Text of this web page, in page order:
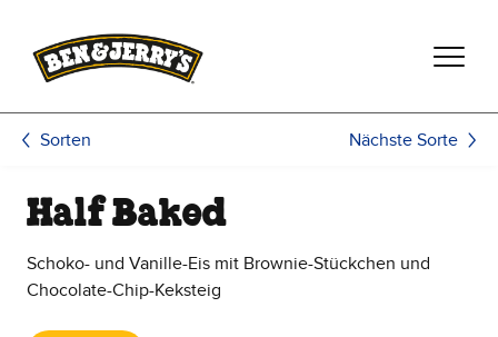
Sorten Nächste Sorte
Half Baked
Schoko- und Vanille-Eis mit Brownie-Stückchen und
Chocolate-Chip-Keksteig